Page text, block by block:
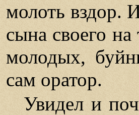
молоть вздор.
сына своего
молодых,
сам оратор.
Увидел и